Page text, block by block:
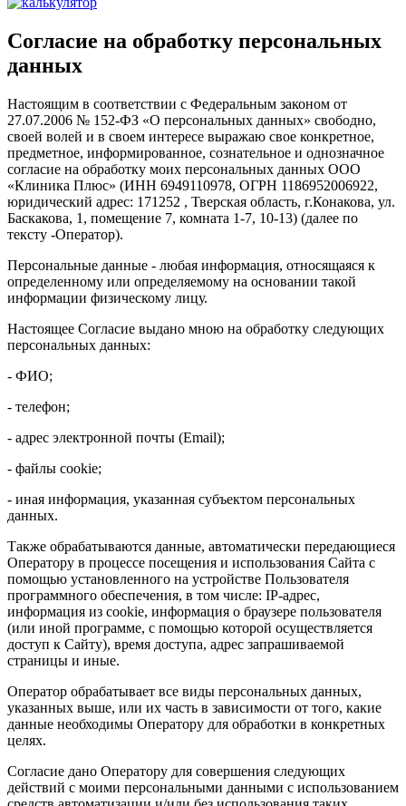
Согласие на обработку персональных
данных
Настоящим в соответствии с Федеральным законом от
27.07.2006 № 152-ФЗ «О персональных данных» свободно,
своей волей и в своем интересе выражаю свое конкретное,
предметное, информированное, сознательное и однозначное
согласие на обработку моих персональных данных ООО
«Клиника Плюс» (ИНН 6949110978, ОГРН 1186952006922,
юридический адрес: 171252 , Тверская область, г.Конакова, ул.
Баскакова, 1, помещение 7, комната 1-7, 10-13) (далее по
тексту -Оператор).
Персональные данные - любая информация, относящаяся к
определенному или определяемому на основании такой
информации физическому лицу.
Настоящее Согласие выдано мною на обработку следующих
персональных данных:
- ФИО;
- телефон;
- адрес электронной почты (Email);
- файлы cookie;
- иная информация, указанная субъектом персональных
данных.
Также обрабатываются данные, автоматически передающиеся
Оператору в процессе посещения и использования Сайта с
помощью установленного на устройстве Пользователя
программного обеспечения, в том числе: IP-адрес,
информация из cookie, информация о браузере пользователя
(или иной программе, с помощью которой осуществляется
доступ к Сайту), время доступа, адрес запрашиваемой
страницы и иные.
Оператор обрабатывает все виды персональных данных,
указанных выше, или их часть в зависимости от того, какие
данные необходимы Оператору для обработки в конкретных
целях.
Согласие дано Оператору для совершения следующих
действий с моими персональными данными с использованием